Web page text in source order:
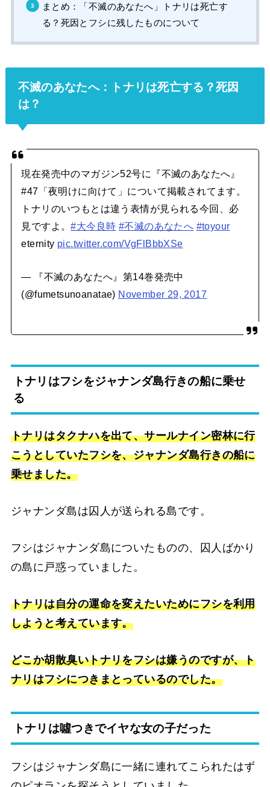
まとめ：「不滅のあなたへ」トナリは死亡す
る？死因とフシに残したものについて
不滅のあなたへ：トナリは死亡する？死因
は？
現在発売中のマガジン52号に『不滅のあなたへ』
#47「夜明けに向けて」について掲載されてます。
トナリのいつもとは違う表情が見られる今回、必
見ですよ。#大今良時 #不滅のあなたへ #toyour
eternity pic.twitter.com/VgFlBbbXSe
— 『不滅のあなたへ』第14巻発売中
(@fumetsunoanatae) November 29, 2017
トナリはフシをジャナンダ島行きの船に乗せ
る
トナリはタクナハを出て、サールナイン密林に行
こうとしていたフシを、ジャナンダ島行きの船に
乗せました。
ジャナンダ島は囚人が送られる島です。
フシはジャナンダ島についたものの、囚人ばかり
の島に戸惑っていました。
トナリは自分の運命を変えたいためにフシを利用
しようと考えています。
どこか胡散臭いトナリをフシは嫌うのですが、ト
ナリはフシにつきまとっているのでした。
トナリは噓つきでイヤな女の子だった
フシはジャナンダ島に一緒に連れてこられたはず